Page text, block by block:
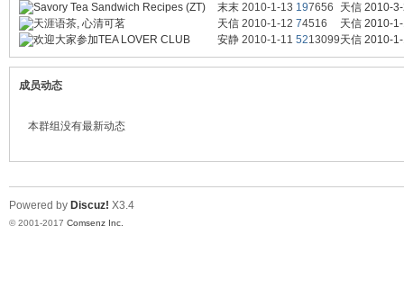
Savory Tea Sandwich Recipes (ZT)
末末 2010-1-13 197656 天信 2010-
天涯语茶, 心清可茗
天信 2010-1-12 74516 天信 2010-
欢迎大家参加TEA LOVER CLUB
安静 2010-1-11 5213099天信 2010-
成员动态
本群组没有最新动态
Powered by Discuz! X3.4
© 2001-2017 Comsenz Inc.